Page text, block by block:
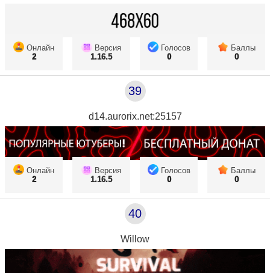
Онлайн
2
Версия
1.16.5
Голосов
0
Баллы
0
39
d14.aurorix.net:25157
Онлайн
2
Версия
1.16.5
Голосов
0
Баллы
0
40
Willow